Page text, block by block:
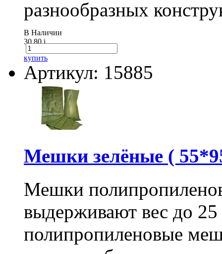
разнообразных
В Наличии
30.80i
купить
Артикул: 15885
Мешки зелёные (
Мешки
выдерживают вес до
полипропиленовые